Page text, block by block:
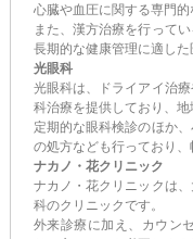
心臓や血圧に関する専門的
また、漢方治療を行って
長期的な健康管理に適した
光眼科
光眼科は、ドライアイ治
科治療を提供しており、地
定期的な眼科検診のほか
の処方なども行っており、
ナカノ・花クリニック
ナカノ・花クリニックは
科のクリニックです。
外来診療に加え、カウン